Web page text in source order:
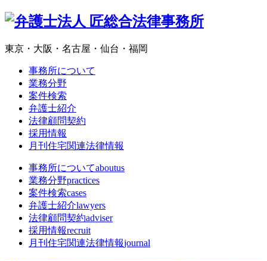
東京・大阪・名古屋・仙台・福岡
事務所について
業務分野
案件検索
弁護士紹介
法律顧問契約
採用情報
月刊住宅関連法律情報
事務所についてaboutus
業務分野practices
案件検索cases
弁護士紹介lawyers
法律顧問契約adviser
採用情報recruit
月刊住宅関連法律情報journal